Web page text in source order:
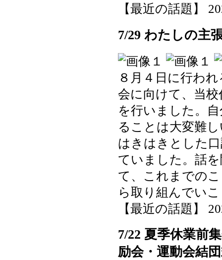
【最近の話題】
7/29 わたしの主
８月４日に行わ
会に向けて、当
を行いました。
ることは大変難
はきはきとした
ていました。話
て、これまでの
ら取り組んでい
【最近の話題】
7/22 夏季休業前
励会・運動会結